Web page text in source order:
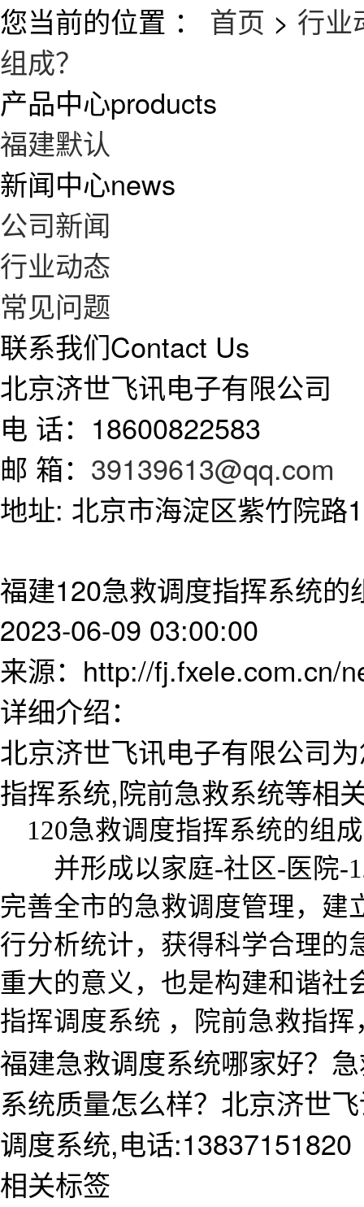
您当前的位置 ： 首页 > 行业
组成？
产品中心products
福建默认
新闻中心news
公司新闻
行业动态
常见问题
联系我们Contact Us
北京济世飞讯电子有限公司
电 话：18600822583
邮 箱： 39139613@qq.com
地址: 北京市海淀区紫竹院路
福建120急救调度指挥系统的
2023-06-09 03:00:00
来源：http://fj.fxele.com.cn/
详细介绍：
北京济世飞讯电子有限公司
指挥系统,院前急救系统等相
120急救调度指挥系统的组
并形成以家庭-社区-医院-
完善全市的急救调度管理，建
行分析统计，获得科学合理的
重大的意义，也是构建和谐
指挥调度系统 ，院前急救指挥
福建急救调度系统哪家好？
系统质量怎么样？北京济世
调度系统,电话:13837151820
相关标签